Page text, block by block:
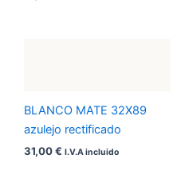
BLANCO MATE 32X89
azulejo rectificado
31,00€ I.V.A incluido